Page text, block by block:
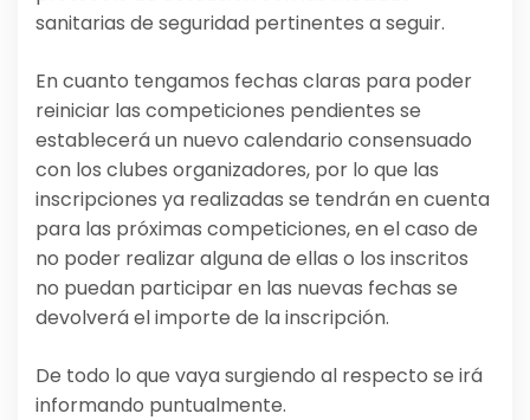
sanitarias de seguridad pertinentes a seguir.
En cuanto tengamos fechas claras para poder
reiniciar las competiciones pendientes se
establecerá un nuevo calendario consensuado
con los clubes organizadores, por lo que las
inscripciones ya realizadas se tendrán en cuenta
para las próximas competiciones, en el caso de
no poder realizar alguna de ellas o los inscritos
no puedan participar en las nuevas fechas se
devolverá el importe de la inscripción.
De todo lo que vaya surgiendo al respecto se irá
informando puntualmente.